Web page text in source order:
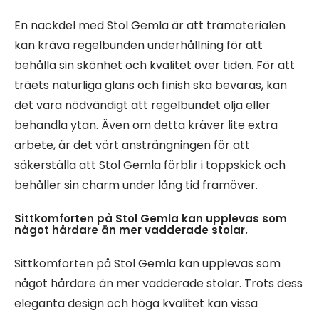
En nackdel med Stol Gemla är att trämaterialen
kan kräva regelbunden underhållning för att
behålla sin skönhet och kvalitet över tiden. För att
träets naturliga glans och finish ska bevaras, kan
det vara nödvändigt att regelbundet olja eller
behandla ytan. Även om detta kräver lite extra
arbete, är det värt ansträngningen för att
säkerställa att Stol Gemla förblir i toppskick och
behåller sin charm under lång tid framöver.
Sittkomforten på Stol Gemla kan upplevas som
något hårdare än mer vadderade stolar.
Sittkomforten på Stol Gemla kan upplevas som
något hårdare än mer vadderade stolar. Trots dess
eleganta design och höga kvalitet kan vissa